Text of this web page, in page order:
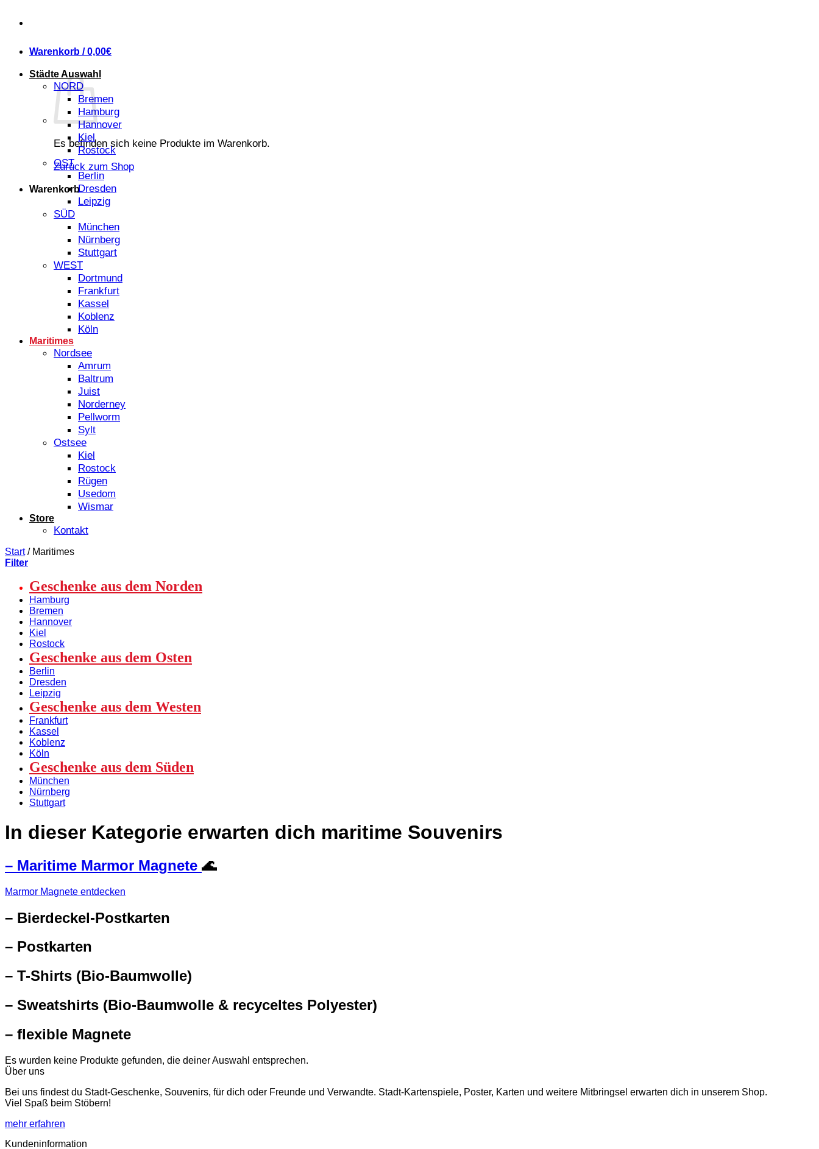
Warenkorb /0,00€
Es befinden sich keine Produkte im Warenkorb.
Zurück zum Shop
Warenkorb
Städte Auswahl
NORD
Bremen
Hamburg
Hannover
Kiel
Rostock
OST
Berlin
Dresden
Leipzig
SÜD
München
Nürnberg
Stuttgart
WEST
Dortmund
Frankfurt
Kassel
Koblenz
Köln
Maritimes
Nordsee
Amrum
Baltrum
Juist
Norderney
Pellworm
Sylt
Ostsee
Kiel
Rostock
Rügen
Usedom
Wismar
Store
Kontakt
Start /Maritimes
Filter
Geschenke aus dem Norden
Hamburg
Bremen
Hannover
Kiel
Rostock
Geschenke aus dem Osten
Berlin
Dresden
Leipzig
Geschenke aus dem Westen
Frankfurt
Kassel
Koblenz
Köln
Geschenke aus dem Süden
München
Nürnberg
Stuttgart
In dieser Kategorie erwarten dich maritime Souvenirs
– Maritime Marmor Magnete 🌊
Marmor Magnete entdecken
– Bierdeckel-Postkarten
– Postkarten
– T-Shirts (Bio-Baumwolle)
– Sweatshirts (Bio-Baumwolle & recyceltes Polyester)
– flexible Magnete
Es wurden keine Produkte gefunden, die deiner Auswahl entsprechen.
Über uns
Bei uns findest du Stadt-Geschenke, Souvenirs, für dich oder Freunde und Verwandte. Stadt-Kartenspiele, Poster, Karten und weitere Mitbringsel erwarten dich in unserem Shop.
Viel Spaß beim Stöbern!
mehr erfahren
Kundeninformation